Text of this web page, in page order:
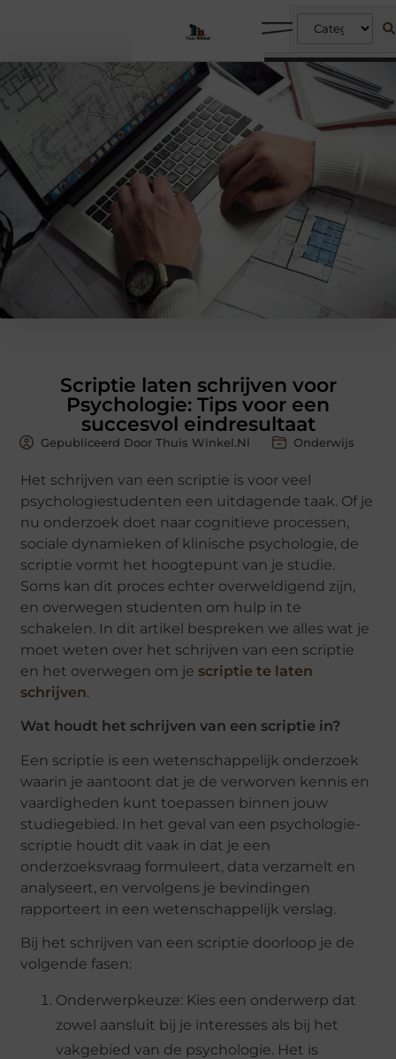
Scriptie laten schrijven voor
Psychologie: Tips voor een
succesvol eindresultaat
Gepubliceerd Door Thuis Winkel.nl Onderwijs
Het schrijven van een scriptie is voor veel
psychologiestudenten een uitdagende taak. Of je
nu onderzoek doet naar cognitieve processen,
sociale dynamieken of klinische psychologie, de
scriptie vormt het hoogtepunt van je studie.
Soms kan dit proces echter overweldigend zijn,
en overwegen studenten om hulp in te
schakelen. In dit artikel bespreken we alles wat je
moet weten over het schrijven van een scriptie
en het overwegen om je scriptie te laten
schrijven.
Wat houdt het schrijven van een scriptie in?
Een scriptie is een wetenschappelijk onderzoek
waarin je aantoont dat je de verworven kennis en
vaardigheden kunt toepassen binnen jouw
studiegebied. In het geval van een psychologie-
scriptie houdt dit vaak in dat je een
onderzoeksvraag formuleert, data verzamelt en
analyseert, en vervolgens je bevindingen
rapporteert in een wetenschappelijk verslag.
Bij het schrijven van een scriptie doorloop je de
volgende fasen:
Onderwerpkeuze: Kies een onderwerp dat
zowel aansluit bij je interesses als bij het
vakgebied van de psychologie. Het is